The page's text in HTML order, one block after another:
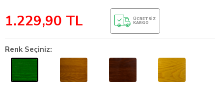
1.229,90 TL ÜCRETSIZ
KARGO
Renk Seçiniz: